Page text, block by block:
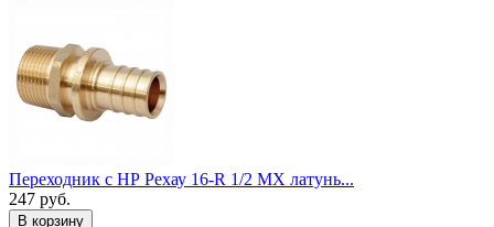
Переходник с НР Рехау 16-R 1/2 MX латунь...
247 руб.
В корзину